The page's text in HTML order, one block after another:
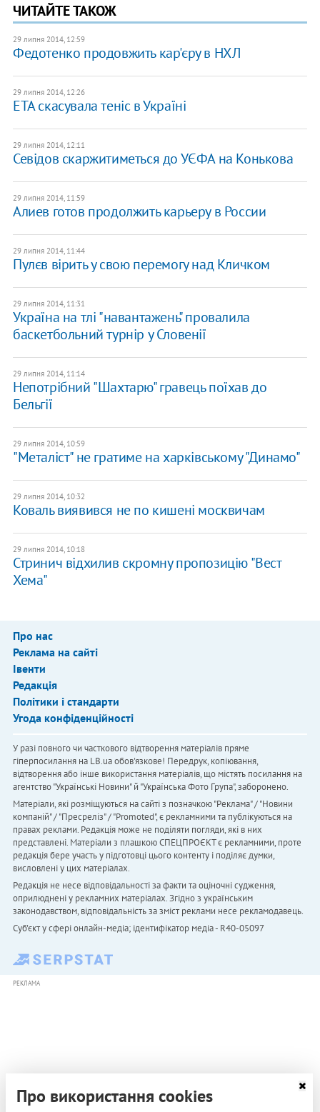
ЧИТАЙТЕ ТАКОЖ
29 липня 2014, 12:59
Федотенко продовжить кар'єру в НХЛ
29 липня 2014, 12:26
ЕТА скасувала теніс в Україні
29 липня 2014, 12:11
Севідов скаржитиметься до УЄФА на Конькова
29 липня 2014, 11:59
Алиев готов продолжить карьеру в России
29 липня 2014, 11:44
Пулєв вірить у свою перемогу над Кличком
29 липня 2014, 11:31
Україна на тлі "навантажень" провалила
баскетбольний турнір у Словенії
29 липня 2014, 11:14
Непотрібний "Шахтарю" гравець поїхав до
Бельгії
29 липня 2014, 10:59
"Металіст" не гратиме на харківському "Динамо"
29 липня 2014, 10:32
Коваль виявився не по кишені москвичам
29 липня 2014, 10:18
Стринич відхилив скромну пропозицію "Вест
Хема"
Про нас
Реклама на сайті
Івенти
Редакція
Політики і стандарти
Угода конфіденційності
У разі повного чи часткового відтворення матеріалів пряме
гіперпосилання на LB.ua обов'язкове! Передрук, копіювання,
відтворення або інше використання матеріалів, що містять посилання на
агентство "Українськi Новини" й "Українська Фото Група", заборонено.
Матеріали, які розміщуються на сайті з позначкою "Реклама" / "Новини
компаній" / "Пресреліз" / "Promoted", є рекламними та публікуються на
правах реклами. Редакція може не поділяти погляди, які в них
представлені. Матеріали з плашкою СПЕЦПРОЄКТ є рекламними, проте
редакція бере участь у підготовці цього контенту і поділяє думки,
висловлені у цих матеріалах.
Редакція не несе відповідальності за факти та оціночні судження,
оприлюднені у рекламних матеріалах. Згідно з українським
законодавством, відповідальність за зміст реклами несе рекламодавець.
Cуб'єкт у сфері онлайн-медіа; ідентифікатор медіа - R40-05097
РЕКЛАМА
Про використання cookies